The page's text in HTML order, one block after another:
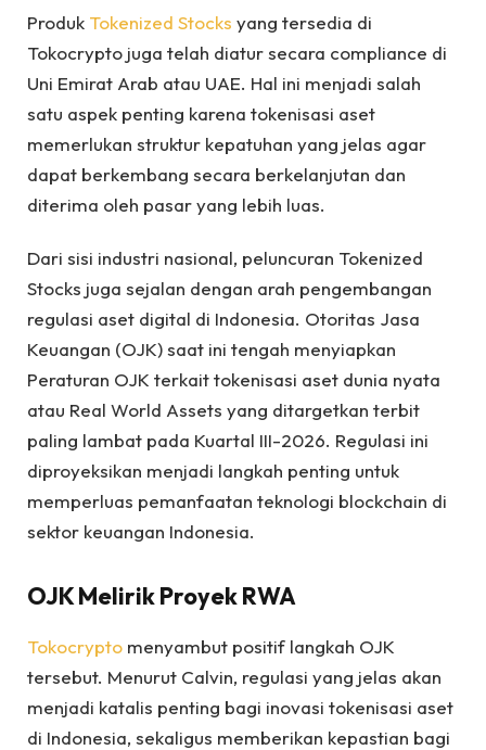
Produk Tokenized Stocks yang tersedia di
Tokocrypto juga telah diatur secara compliance di
Uni Emirat Arab atau UAE. Hal ini menjadi salah
satu aspek penting karena tokenisasi aset
memerlukan struktur kepatuhan yang jelas agar
dapat berkembang secara berkelanjutan dan
diterima oleh pasar yang lebih luas.
Dari sisi industri nasional, peluncuran Tokenized
Stocks juga sejalan dengan arah pengembangan
regulasi aset digital di Indonesia. Otoritas Jasa
Keuangan (OJK) saat ini tengah menyiapkan
Peraturan OJK terkait tokenisasi aset dunia nyata
atau Real World Assets yang ditargetkan terbit
paling lambat pada Kuartal III-2026. Regulasi ini
diproyeksikan menjadi langkah penting untuk
memperluas pemanfaatan teknologi blockchain di
sektor keuangan Indonesia.
OJK Melirik Proyek RWA
Tokocrypto menyambut positif langkah OJK
tersebut. Menurut Calvin, regulasi yang jelas akan
menjadi katalis penting bagi inovasi tokenisasi aset
di Indonesia, sekaligus memberikan kepastian bagi